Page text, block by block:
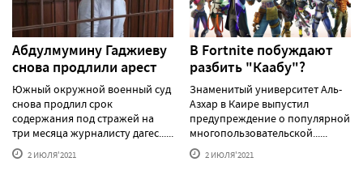
Абдулмумину Гаджиеву
снова продлили арест
Южный окружной военный суд
снова продлил срок
содержания под стражей на
три месяца журналисту дагес......
2 ИЮЛЯ'2021
В Fortnite побуждают
разбить "Каабу"?
Знаменитый университет Аль-
Азхар в Каире выпустил
предупреждение о популярной
многопользовательской......
2 ИЮЛЯ'2021